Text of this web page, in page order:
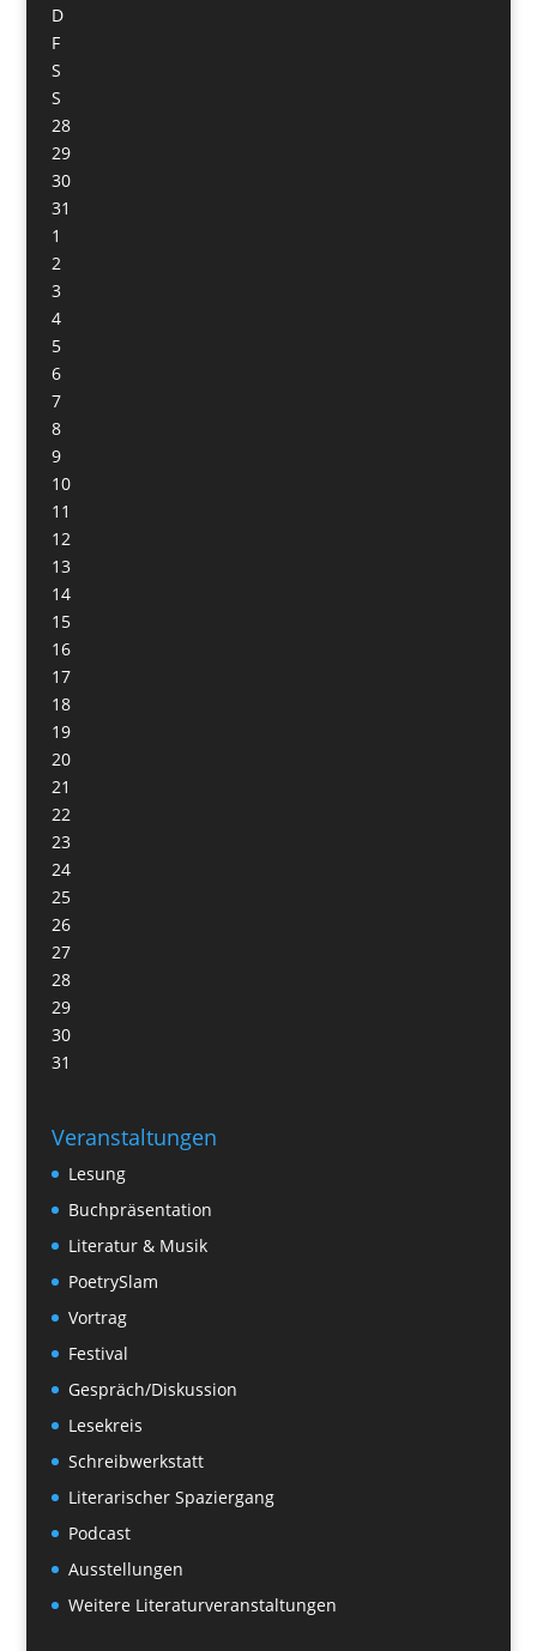
D
F
S
S
28
29
30
31
1
2
3
4
5
6
7
8
9
10
11
12
13
14
15
16
17
18
19
20
21
22
23
24
25
26
27
28
29
30
31
Veranstaltungen
Lesung
Buchpräsentation
Literatur & Musik
PoetrySlam
Vortrag
Festival
Gespräch/Diskussion
Lesekreis
Schreibwerkstatt
Literarischer Spaziergang
Podcast
Ausstellungen
Weitere Literaturveranstaltungen